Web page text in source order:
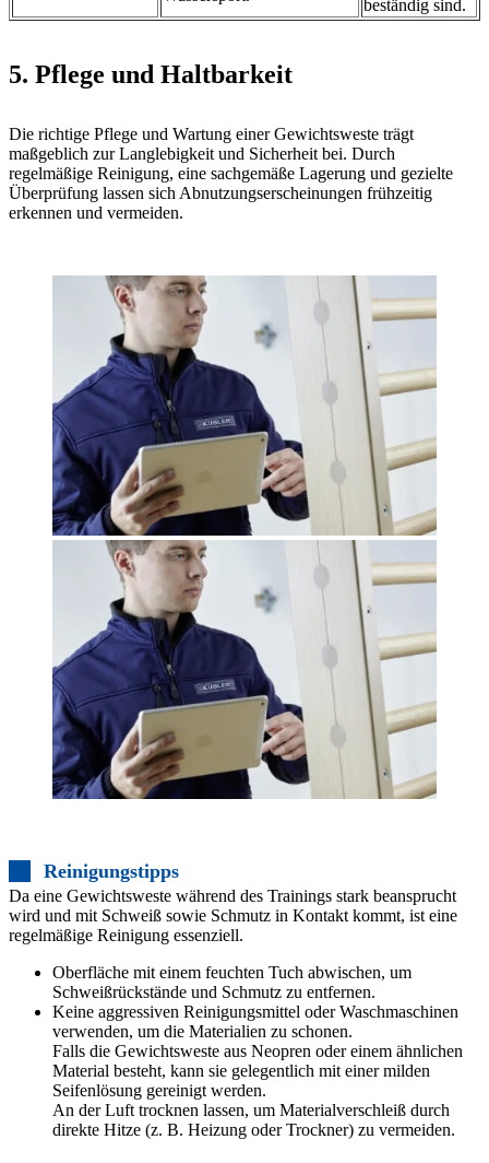
beständig sind.
5. Pflege und Haltbarkeit
Die richtige Pflege und Wartung einer Gewichtsweste trägt
maßgeblich zur Langlebigkeit und Sicherheit bei. Durch
regelmäßige Reinigung, eine sachgemäße Lagerung und gezielte
Überprüfung lassen sich Abnutzungserscheinungen frühzeitig
erkennen und vermeiden.
Reinigungstipps
Da eine Gewichtsweste während des Trainings stark beansprucht
wird und mit Schweiß sowie Schmutz in Kontakt kommt, ist eine
regelmäßige Reinigung essenziell.
Oberfläche mit einem feuchten Tuch abwischen, um
Schweißrückstände und Schmutz zu entfernen.
Keine aggressiven Reinigungsmittel oder Waschmaschinen
verwenden, um die Materialien zu schonen.
Falls die Gewichtsweste aus Neopren oder einem ähnlichen
Material besteht, kann sie gelegentlich mit einer milden
Seifenlösung gereinigt werden.
An der Luft trocknen lassen, um Materialverschleiß durch
direkte Hitze (z. B. Heizung oder Trockner) zu vermeiden.